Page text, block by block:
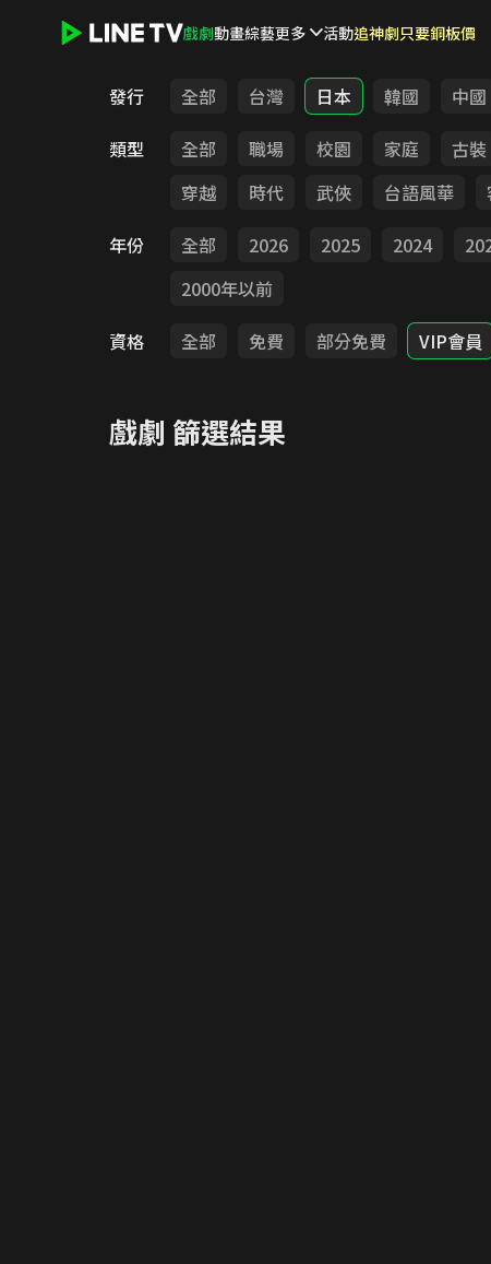
戲劇動畫綜藝更多 活動追神劇只要銅板價
發行 全部 台灣 日本 韓國 中國
類型
全部 職場 校園 家庭 古裝
穿越
時代 武俠 台語風華
年份
全部 2026 2025 2024
2000年以前
資格
全部 免費 部分免費 VIP會員
戲劇 篩選結果